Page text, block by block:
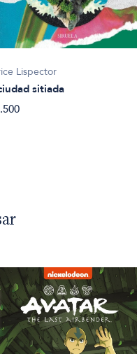
Lispector
sitiada